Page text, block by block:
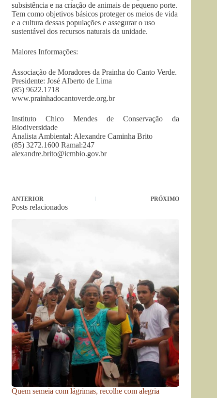
subsistência e na criação de animais de pequeno porte.
Tem como objetivos básicos proteger os meios de vida
e a cultura dessas populações e assegurar o uso
sustentável dos recursos naturais da unidade.
Maiores Informações:
Associação de Moradores da Prainha do Canto Verde.
Presidente: José Alberto de Lima
(85) 9622.1718
www.prainhadocantoverde.org.br
Instituto Chico Mendes de Conservação da
Biodiversidade
Analista Ambiental: Alexandre Caminha Brito
(85) 3272.1600 Ramal:247
alexandre.brito@icmbio.gov.br
ANTERIOR PRÓXIMO
Posts relacionados
Quem semeia com lágrimas, recolhe com alegria